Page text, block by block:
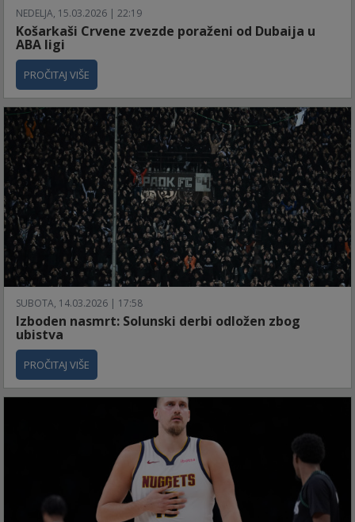
NEDELJA, 15.03.2026 | 22:19
Košarkaši Crvene zvezde poraženi od Dubaija u
ABA ligi
PROČITAJ VIŠE
SUBOTA, 14.03.2026 | 17:58
Izboden nasmrt: Solunski derbi odložen zbog
ubistva
PROČITAJ VIŠE